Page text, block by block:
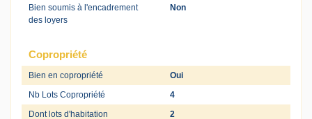
Bien soumis à l'encadrement
des loyers
Non
Copropriété
Bien en copropriété
Oui
Nb Lots Copropriété
4
Dont lots d'habitation
2